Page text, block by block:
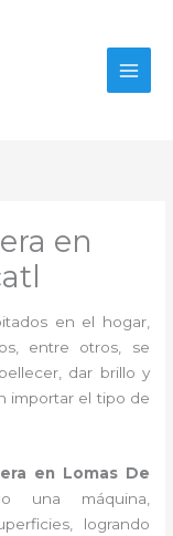
en
en el hogar,
entre otros, se
dar brillo y
importar el tipo de
en Lomas De
una máquina,
logrando